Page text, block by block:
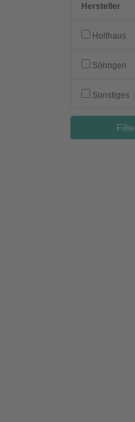
Hersteller
Holthaus
Söhngen
Sonstiges